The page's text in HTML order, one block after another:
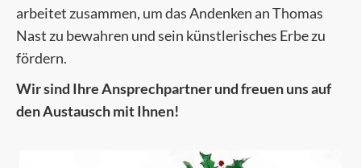
arbeitet zusammen, um das Andenken an Thomas
Nast zu bewahren und sein künstlerisches Erbe zu
fördern.
Wir sind Ihre Ansprechpartner und freuen uns auf
den Austausch mit Ihnen!